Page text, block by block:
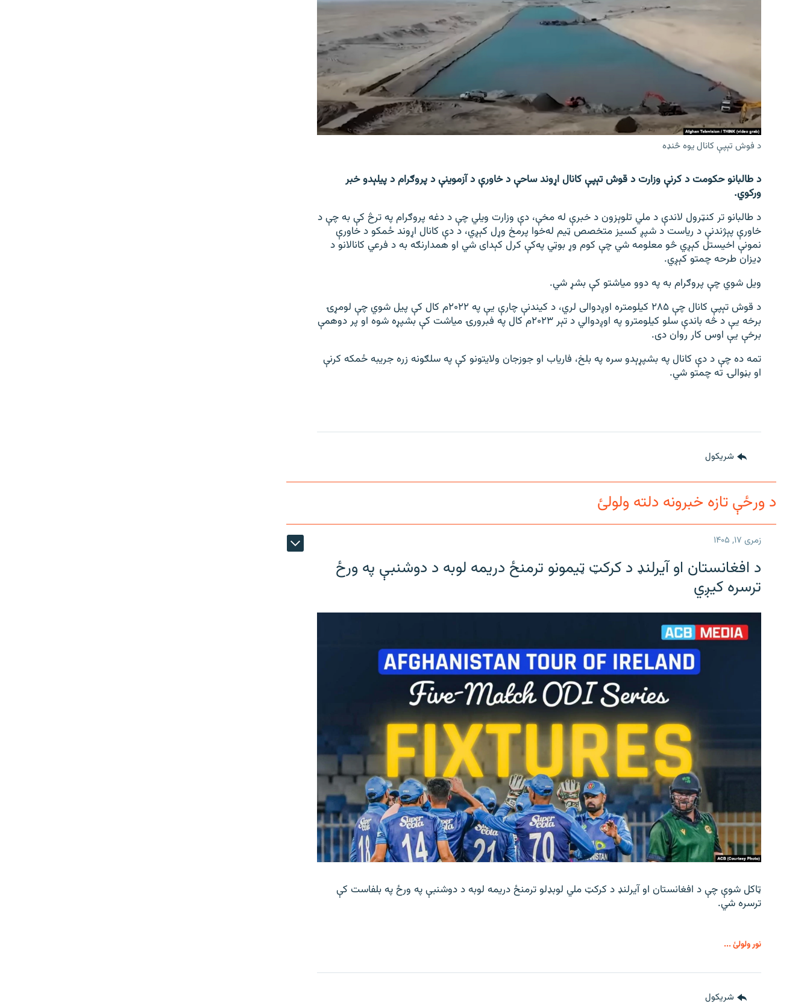
د فوش تېپې کانال یوه څنډه
د طالبانو حکومت د کرنې وزارت د قوش تېپې کانال اړوند ساحې د خاورې د آزموینې د پروګرام د پیلېدو خبر
ورکوي.
د طالبانو تر کنټرول لاندې د ملي تلوېزون د خبرې له مخې، دې وزارت ویلي چې د دغه پروګرام په ترڅ کې به چې د
خاورې پېژندنې د ریاست د شپږ کسیز متخصص ټیم له‌خوا پرمخ وړل کېږي، د دې کانال اړوند ځمکو د خاورې
نمونې اخیستل کېږي څو معلومه شي چې کوم وړ بوټي په‌کې کرل کېدای شي او همدارنګه به د فرعي کانالانو د
ډیزان طرحه چمتو کېږي.
ویل شوي چې پروګرام به په دوو میاشتو کې بشړ شي.
د قوش تېپې کانال چې ۲۸۵ کیلومتره اوږدوالی لري، د کیندنې چارې یې په ۲۰۲۲م کال کې پیل شوي چې لومړۍ
برخه یې د څه باندې سلو کیلومترو په اوږدوالي د تېر ۲۰۲۳م کال په فبرورۍ میاشت کې بشپړه شوه او پر دوهمې
برخې یې اوس کار روان دی.
تمه ده چې د دې کانال په بشپړېدو سره په بلخ، فاریاب او جوزجان ولایتونو کې په سلګونه زره جریبه ځمکه کرنې
او بڼوالۍ ته چمتو شي.
شريکول
د ورځې تازه خبرونه دلته ولولئ
زمری ۱۷, ۱۴۰۵
د افغانستان او آیرلنډ د کرکټ ټیمونو ترمنځ دریمه لوبه د دوشنبې په ورځ
ترسره کیږي
ټاکل شوې چې د افغانستان او آیرلنډ د کرکټ ملي لوبډلو ترمنځ دریمه لوبه د دوشنبې په ورځ په بلفاست کې
ترسره شي.
نور ولولئ ...
شريکول